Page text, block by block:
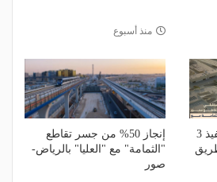
منذ أسبوع
الهيئة الملكية بالرياض: تنفيذ 3
إنجاز 50% من جسر تقاطع
"الثمامة" مع "العليا" بالرياض-
صور